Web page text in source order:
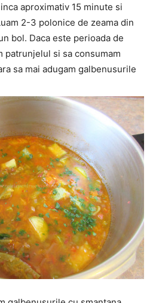
aproximativ 15 minute si
2-3 polonice de zeama din
bol. Daca este perioada de
patrunjelul si sa consumam
sa mai adugam galbenusurile